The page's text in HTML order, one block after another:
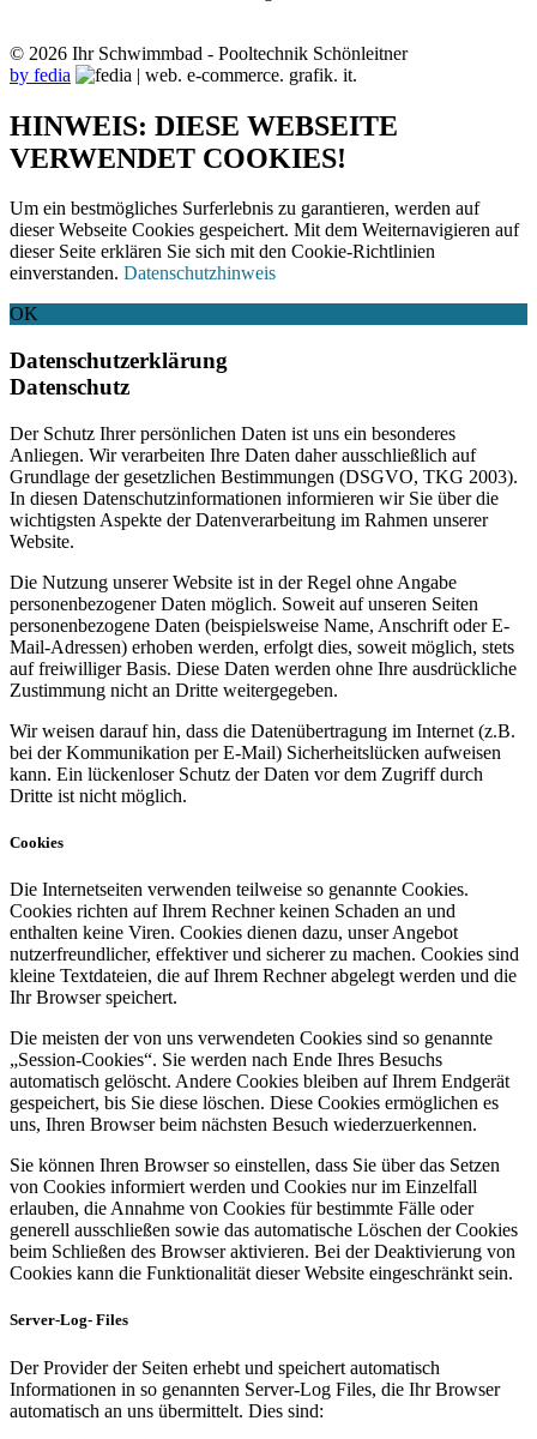
© 2026 Ihr Schwimmbad - Pooltechnik Schönleitner
by fedia
HINWEIS: DIESE WEBSEITE
VERWENDET COOKIES!
Um ein bestmögliches Surferlebnis zu garantieren, werden auf
dieser Webseite Cookies gespeichert. Mit dem Weiternavigieren auf
dieser Seite erklären Sie sich mit den Cookie-Richtlinien
einverstanden. Datenschutzhinweis
OK
Datenschutzerklärung
Datenschutz
Der Schutz Ihrer persönlichen Daten ist uns ein besonderes
Anliegen. Wir verarbeiten Ihre Daten daher ausschließlich auf
Grundlage der gesetzlichen Bestimmungen (DSGVO, TKG 2003).
In diesen Datenschutzinformationen informieren wir Sie über die
wichtigsten Aspekte der Datenverarbeitung im Rahmen unserer
Website.
Die Nutzung unserer Website ist in der Regel ohne Angabe
personenbezogener Daten möglich. Soweit auf unseren Seiten
personenbezogene Daten (beispielsweise Name, Anschrift oder E-
Mail-Adressen) erhoben werden, erfolgt dies, soweit möglich, stets
auf freiwilliger Basis. Diese Daten werden ohne Ihre ausdrückliche
Zustimmung nicht an Dritte weitergegeben.
Wir weisen darauf hin, dass die Datenübertragung im Internet (z.B.
bei der Kommunikation per E-Mail) Sicherheitslücken aufweisen
kann. Ein lückenloser Schutz der Daten vor dem Zugriff durch
Dritte ist nicht möglich.
Cookies
Die Internetseiten verwenden teilweise so genannte Cookies.
Cookies richten auf Ihrem Rechner keinen Schaden an und
enthalten keine Viren. Cookies dienen dazu, unser Angebot
nutzerfreundlicher, effektiver und sicherer zu machen. Cookies sind
kleine Textdateien, die auf Ihrem Rechner abgelegt werden und die
Ihr Browser speichert.
Die meisten der von uns verwendeten Cookies sind so genannte
„Session-Cookies“. Sie werden nach Ende Ihres Besuchs
automatisch gelöscht. Andere Cookies bleiben auf Ihrem Endgerät
gespeichert, bis Sie diese löschen. Diese Cookies ermöglichen es
uns, Ihren Browser beim nächsten Besuch wiederzuerkennen.
Sie können Ihren Browser so einstellen, dass Sie über das Setzen
von Cookies informiert werden und Cookies nur im Einzelfall
erlauben, die Annahme von Cookies für bestimmte Fälle oder
generell ausschließen sowie das automatische Löschen der Cookies
beim Schließen des Browser aktivieren. Bei der Deaktivierung von
Cookies kann die Funktionalität dieser Website eingeschränkt sein.
Server-Log- Files
Der Provider der Seiten erhebt und speichert automatisch
Informationen in so genannten Server-Log Files, die Ihr Browser
automatisch an uns übermittelt. Dies sind: